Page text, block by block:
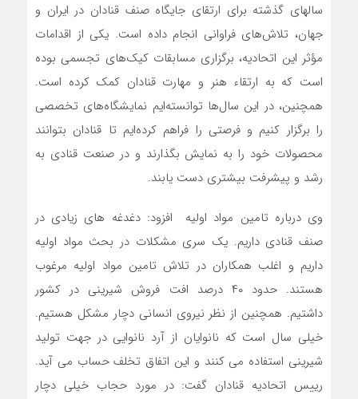
سالهای گذشته برای ارتقای جایگاه صنف قنادان در ایران و
جهان، تلاش‌های فراوانی انجام داده است. یکی از اقدامات
مؤثر این اتحادیه، برگزاری مسابقات کیک‌های تجسمی بوده
است که به ارتقاء هنر و مهارت قنادان کمک کرده است.
همچنین، در این سال‌ها توانسته‌ایم نمایشگاه‌های تخصصی
را برگزار کنیم و فرصتی را فراهم کرده‌ایم تا قنادان بتوانند
محصولات خود را به نمایش بگذارند و در صنعت قنادی به
رشد و پیشرفت بیشتری دست یابند.
وی درباره تامین مواد اولیه افزود: دغدغه های زیادی در
صنف قنادی داریم. یک سری مشکلات در بحث مواد اولیه
داریم و اغلب همکاران در تلاش تامین مواد اولیه مرغوب
هستند. حدود ۴۰ درصد افت فروش شیرینی در کشور
داشتیم. همچنین از نظر نیروی انسانی دچار مشکل هستیم.
خیلی سال است که نانوایان از آرد نانوایی در جهت تولید
شیرینی استفاده می کنند و این اتفاق تخلف حساب می آید.
رییس اتحادیه قنادان گفت: در مورد حجاب خیلی دچار